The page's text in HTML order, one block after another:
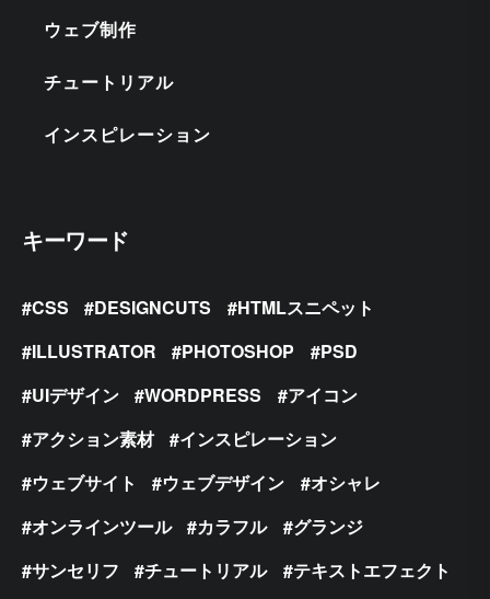
ウェブ制作
チュートリアル
インスピレーション
キーワード
CSS DESIGNCUTS
HTMLスニペット
ILLUSTRATOR
PHOTOSHOP
PSD
UIデザイン
WORDPRESS
アイコン
アクション素材
インスピレーション
ウェブサイト
ウェブデザイン
オシャレ
オンラインツール
カラフル
グランジ
サンセリフ
チュートリアル
テキストエフェクト